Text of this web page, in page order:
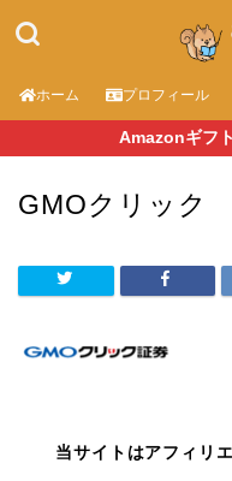
ホーム プロフィール
Amazonギフ
GMOクリック
当サイトはアフィリ